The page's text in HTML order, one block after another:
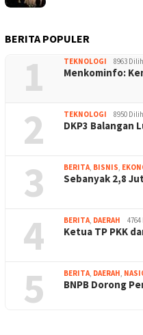
BERITA POPULER
1 TEKNOLOGI 8963
Menkominfo:
2 TEKNOLOGI 8950
DKP3 Balangan
3 BERITA, BISNIS,
Sebanyak 2,8
4 BERITA, DAERAH
Ketua TP PKK
5 BERITA, DAERAH,
BNPB Dorong